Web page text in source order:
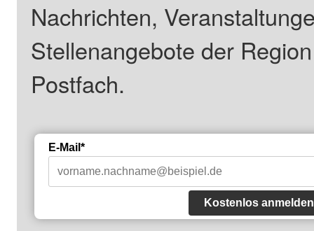
Nachrichten,
Stellenangebote der
Postfach.
E-Mail*
Kostenlos anmelden